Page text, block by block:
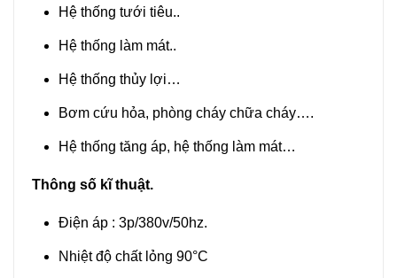
Hệ thống tưới tiêu..
Hệ thống làm mát..
Hệ thống thủy lợi…
Bơm cứu hỏa, phòng cháy chữa cháy….
Hệ thống tăng áp, hệ thống làm mát…
Thông số kĩ thuật.
Điện áp : 3p/380v/50hz.
Nhiệt độ chất lỏng 90°C